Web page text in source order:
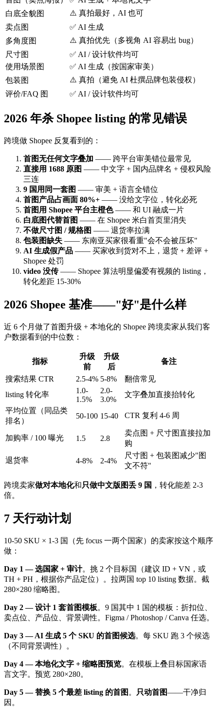
白底全貌图
⚠️ 真拍最好，AI 也可
卖点图
✅ AI 生成
多角度图
⚠️ 真拍优先（多视角 AI 容易出 bug）
尺寸图
✅ AI / 设计软件均可
使用场景图
✅ AI 生成（按国家审美）
包装图
⚠️ 真拍（避免 AI 杜撰品牌包装侵权）
评价/FAQ 图
✅ AI / 设计软件均可
2026 年杀 Shopee listing 的常见错误
跨境做 Shopee 反复看到的：
首图无任何文字叠加 —— 跨平台审美错位最常见
直接用 1688 原图 —— 中文字 + 国内品牌名 + 侵权风险
三连
9 国用同一套图 —— 审美 + 语言全错位
首图产品占画面 80%+ —— 没给文字位，转化必死
首图用 Shopee 平台主橙色—— 和 UI 融成一片
白底图代替首图 —— 在 Shopee 米白首页里消失
不做尺寸图 / 规格图 —— 退货率拉满
包装图缺失 —— 东南亚买家很看重"会不会被压坏"
AI 生成假产品 —— 买家收到货对不上，退货 + 差评 +
Shopee 处罚
video 没传—— Shopee 算法明显偏爱有视频的 listing，
转化差距 15-30%
2026 Shopee 基准——"好"是什么样
近 6 个月做了首图升级 + 本地化的 Shopee 跨境卖家从我们客
户数据看到的中位数：
指标
升级
前
升级
后
备注
搜索结果 CTR 2.5-4% 5-8%
翻倍常见
listing 转化率
1.0-
1.5%
2.0-
3.0%
文字叠加直接抬转化
平均位置（同品类
排名）
50-100 15-40 CTR 复利 4-6 周
加购率 / 100 曝光 1.5 2.8
卖点图 + 尺寸图直接拉加
购
退货率 4-8% 2-4%
尺寸图 + 包装图减少"图
文不符"
跨境卖家做对本地化和只做中文版图丢 9 国 ，转化能差 2-3
倍。
7 天行动计划
10-50 SKU × 1-3 国（先 focus 一两个国家）的卖家按这个顺序
做：
Day 1 — 选国家 + 审计。挑 2 个目标国（建议 ID + VN，或
TH + PH，根据你产品定位）。拉两国 top 10 listing 数据。截
280×280 缩略图。
Day 2 — 设计 1 套首图模板。9 国其中 1 国的模板：折扣位、
卖点位、产品位、背景调性。Figma / Photoshop / Canva 任选。
Day 3 — AI 生成 5 个 SKU 的首图候选。每 SKU 跑 3 个候选
（不同背景调性）。
Day 4 — 本地化文字 + 缩略图预览。在模板上叠目标国家语
言文字。预览 280×280。
Day 5 — 替换 5 个最差 listing 的首图 。 只动首图——干净归
因。